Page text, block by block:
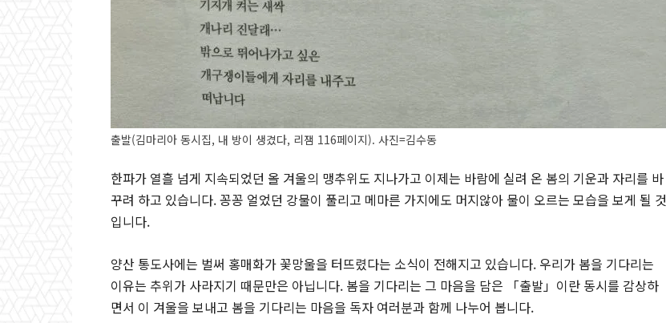
출발(김마리아 동시집, 내 방이 생겼다, 리잼 116페이지). 사진=김수동
한파가 열흘 넘게 지속되었던 올 겨울의 맹추위도 지나가고 이제는 바람에 실려 온 봄의 기운과 자리를 바
꾸려 하고 있습니다. 꽁꽁 얼었던 강물이 풀리고 메마른 가지에도 머지않아 물이 오르는 모습을 보게 될 것
입니다.
양산 통도사에는 벌써 홍매화가 꽃망울을 터뜨렸다는 소식이 전해지고 있습니다. 우리가 봄을 기다리는
이유는 추위가 사라지기 때문만은 아닙니다. 봄을 기다리는 그 마음을 담은 「출발」이란 동시를 감상하
면서 이 겨울을 보내고 봄을 기다리는 마음을 독자 여러분과 함께 나누어 봅니다.